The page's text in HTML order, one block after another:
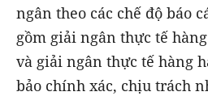
ngân theo các chế độ báo
gồm giải ngân thực tế
và giải ngân thực tế hàng
bảo chính xác, chịu trách